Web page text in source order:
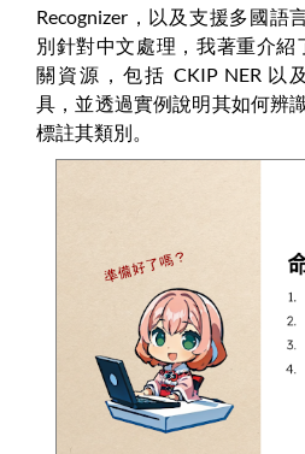
Recognizer，以及支援多國語
別針對中文處理，我著重介紹
關資源，包括 CKIP NER 以
具，並透過實例說明其如何辨
標註其類別。